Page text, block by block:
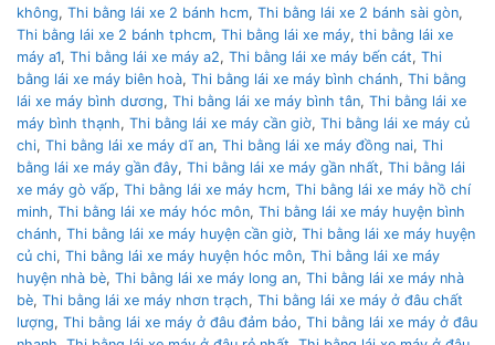
không, Thi bằng lái xe 2 bánh hcm, Thi bằng lái xe 2 bánh sài gòn,
Thi bằng lái xe 2 bánh tphcm, Thi bằng lái xe máy, thi bằng lái xe
máy a1, Thi bằng lái xe máy a2, Thi bằng lái xe máy bến cát, Thi
bằng lái xe máy biên hoà, Thi bằng lái xe máy bình chánh, Thi bằng
lái xe máy bình dương, Thi bằng lái xe máy bình tân, Thi bằng lái xe
máy bình thạnh, Thi bằng lái xe máy cần giờ, Thi bằng lái xe máy củ
chi, Thi bằng lái xe máy dĩ an, Thi bằng lái xe máy đồng nai, Thi
bằng lái xe máy gần đây, Thi bằng lái xe máy gần nhất, Thi bằng lái
xe máy gò vấp, Thi bằng lái xe máy hcm, Thi bằng lái xe máy hồ chí
minh, Thi bằng lái xe máy hóc môn, Thi bằng lái xe máy huyện bình
chánh, Thi bằng lái xe máy huyện cần giờ, Thi bằng lái xe máy huyện
củ chi, Thi bằng lái xe máy huyện hóc môn, Thi bằng lái xe máy
huyện nhà bè, Thi bằng lái xe máy long an, Thi bằng lái xe máy nhà
bè, Thi bằng lái xe máy nhơn trạch, Thi bằng lái xe máy ở đâu chất
lượng, Thi bằng lái xe máy ở đâu đảm bảo, Thi bằng lái xe máy ở đâu